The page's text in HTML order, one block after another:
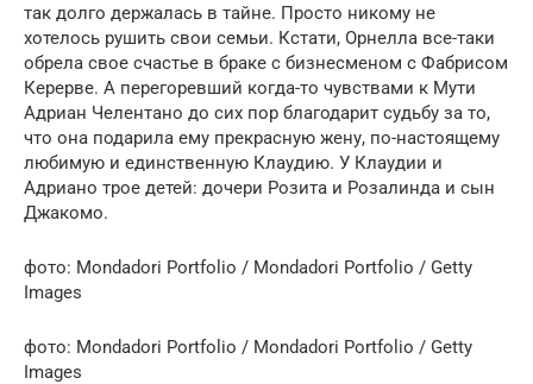
так долго держалась в тайне. Просто никому не
хотелось рушить свои семьи. Кстати, Орнелла все-таки
обрела свое счастье в браке с бизнесменом с Фабрисом
Керерве. А перегоревший когда-то чувствами к Мути
Адриан Челентано до сих пор благодарит судьбу за то,
что она подарила ему прекрасную жену, по-настоящему
любимую и единственную Клаудию. У Клаудии и
Адриано трое детей: дочери Розита и Розалинда и сын
Джакомо.
фото: Mondadori Portfolio / Mondadori Portfolio / Getty
Images
фото: Mondadori Portfolio / Mondadori Portfolio / Getty
Images